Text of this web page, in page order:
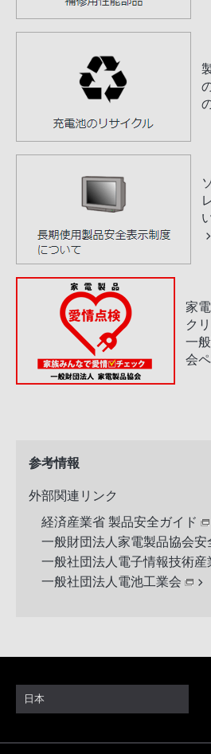
家
ク
一
会
参考情報
外部関連リンク
経済産業省 製品安全ガイド
一般財団法人家電製品協会安
一般社団法人電子情報技術産
一般社団法人電池工業会
日本